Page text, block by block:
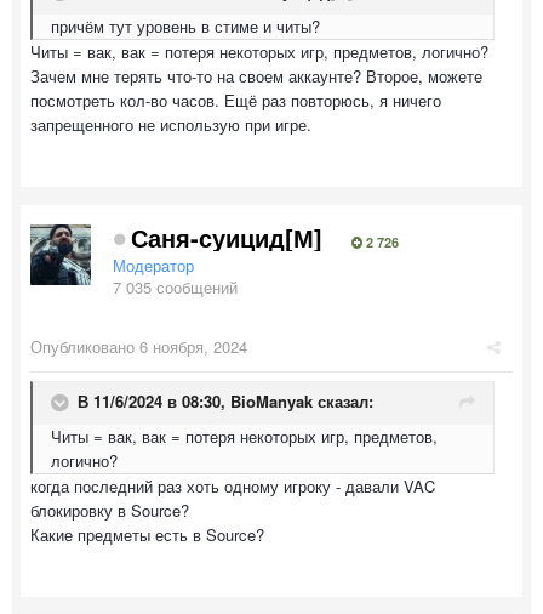
причём тут уровень в стиме и читы?
Читы = вак, вак = потеря некоторых игр, предметов, логично?
Зачем мне терять что-то на своем аккаунте? Второе, можете
посмотреть кол-во часов. Ещё раз повторюсь, я ничего
запрещенного не использую при игре.
Саня-суицид[М] 2 726
Модератор
7 035 сообщений
Опубликовано 6 ноября, 2024
В 11/6/2024 в 08:30, BioManyak сказал:
Читы = вак, вак = потеря некоторых игр, предметов,
логично?
когда последний раз хоть одному игроку - давали VAC
блокировку в Source?
Какие предметы есть в Source?